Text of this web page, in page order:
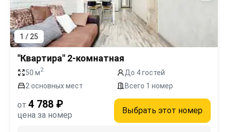
1 / 25
"Квартира" 2-комнатная
50 м2
До 4 гостей
2 основных мест
Всего 1 номер
от 4 788 ₽
цена за номер Выбрать этот номер